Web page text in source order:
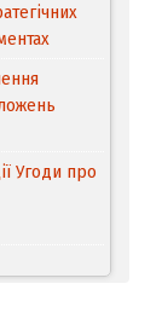
Угоди про
до